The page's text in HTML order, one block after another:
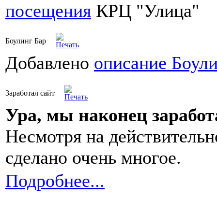
посещения КРЦ "Улица"
Боулинг Бар
Добавлено описание
Заработал сайт
Ура, мы наконец
Несмотря на
сделано очень многое.
Подробнее...